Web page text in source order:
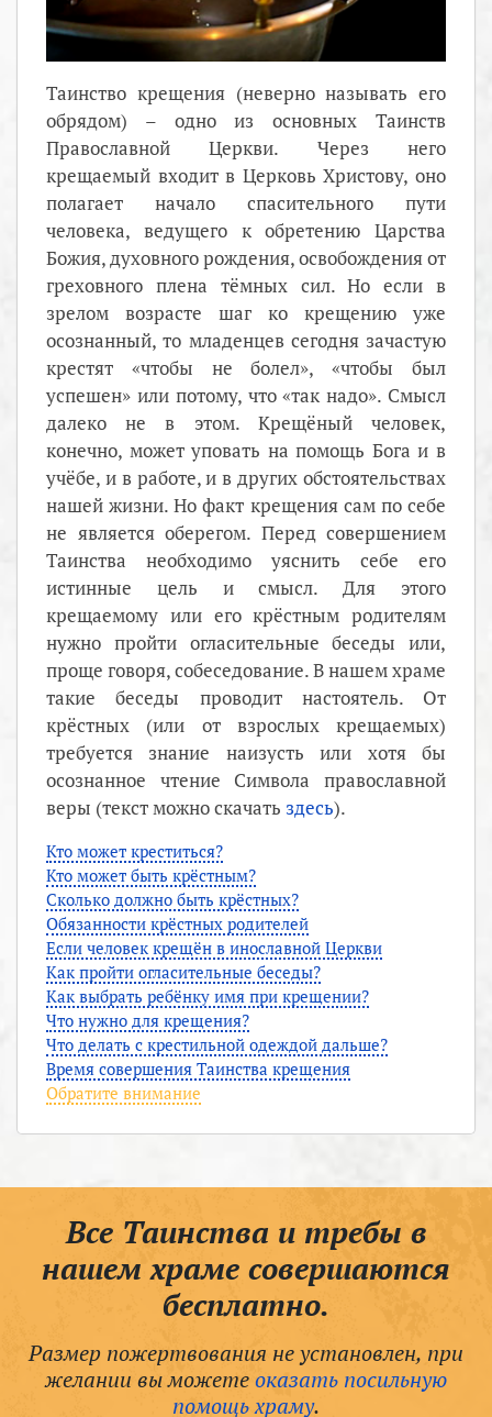
Таинство крещения (неверно называть его
обрядом) – одно из основных Таинств
Православной Церкви. Через него
крещаемый входит в Церковь Христову, оно
полагает начало спасительного пути
человека, ведущего к обретению Царства
Божия, духовного рождения, освобождения от
греховного плена тёмных сил. Но если в
зрелом возрасте шаг ко крещению уже
осознанный, то младенцев сегодня зачастую
крестят «чтобы не болел», «чтобы был
успешен» или потому, что «так надо». Смысл
далеко не в этом. Крещёный человек,
конечно, может уповать на помощь Бога и в
учёбе, и в работе, и в других обстоятельствах
нашей жизни. Но факт крещения сам по себе
не является оберегом. Перед совершением
Таинства необходимо уяснить себе его
истинные цель и смысл. Для этого
крещаемому или его крёстным родителям
нужно пройти огласительные беседы или,
проще говоря, собеседование. В нашем храме
такие беседы проводит настоятель. От
крёстных (или от взрослых крещаемых)
требуется знание наизусть или хотя бы
осознанное чтение Символа православной
веры (текст можно скачать здесь).
Кто может креститься?
Кто может быть крёстным?
Сколько должно быть крёстных?
Обязанности крёстных родителей
Если человек крещён в инославной Церкви
Как пройти огласительные беседы?
Как выбрать ребёнку имя при крещении?
Что нужно для крещения?
Что делать с крестильной одеждой дальше?
Время совершения Таинства крещения
Обратите внимание
Все Таинства и требы в
нашем храме совершаются
бесплатно.
Размер пожертвования не установлен, при
желании вы можетеоказать посильную
помощь храму.